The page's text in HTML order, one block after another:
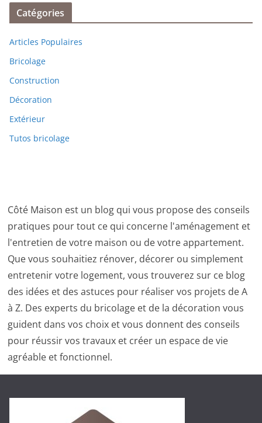
Catégories
Articles Populaires
Bricolage
Construction
Décoration
Extérieur
Tutos bricolage
Côté Maison est un blog qui vous propose des conseils
pratiques pour tout ce qui concerne l'aménagement et
l'entretien de votre maison ou de votre appartement.
Que vous souhaitiez rénover, décorer ou simplement
entretenir votre logement, vous trouverez sur ce blog
des idées et des astuces pour réaliser vos projets de A
à Z. Des experts du bricolage et de la décoration vous
guident dans vos choix et vous donnent des conseils
pour réussir vos travaux et créer un espace de vie
agréable et fonctionnel.